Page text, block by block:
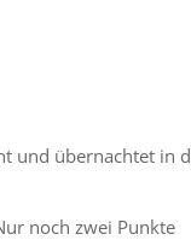
und übernachtet in
noch zwei Punkte